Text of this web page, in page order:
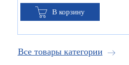
В корзину
Все товары категории